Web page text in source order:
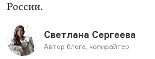
России.
Светлана Сергеева
Автор блога, копирайтер